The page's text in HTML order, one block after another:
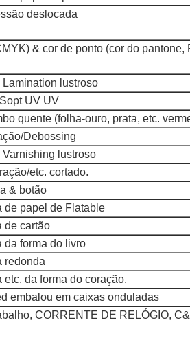
deslocada
& cor de ponto (cor do pantone,
Lamination lustroso
UV UV
quente (folha-ouro, prata, etc.
Debossing
Varnishing lustroso
etc. cortado.
& botão
de papel de Flatable
de cartão
da forma do livro
redonda
etc. da forma do coração.
embalou em caixas onduladas
CORRENTE DE RELÓGIO,